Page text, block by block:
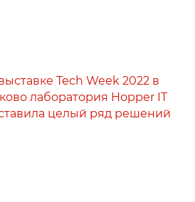
Tech Week 2022 в
лаборатория Hopper IT
целый ряд решений